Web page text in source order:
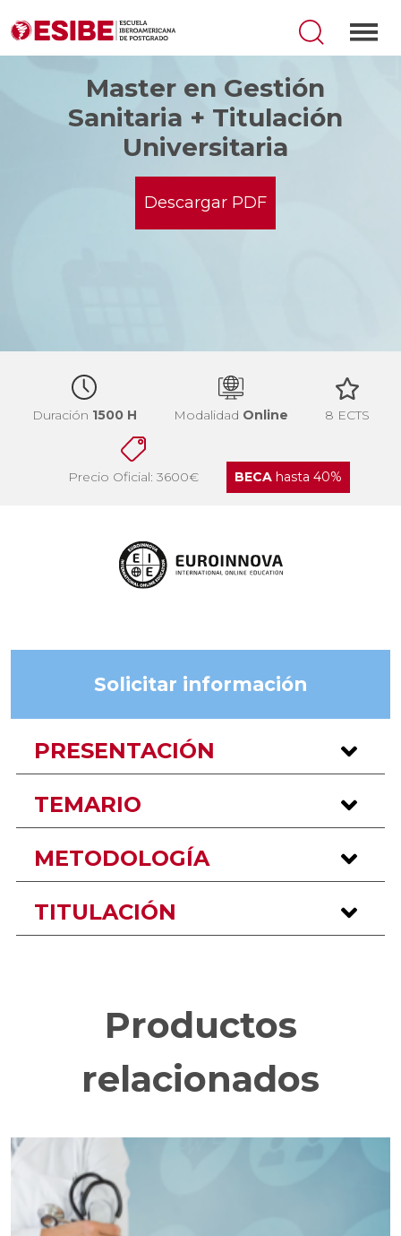
Master en Gestión
Sanitaria + Titulación
Universitaria
Descargar PDF
Duración 1500 H Modalidad Online 8 ECTS
Precio Oficial: 3600€ BECAhasta 40%
Solicitar información
PRESENTACIÓN
TEMARIO
METODOLOGÍA
TITULACIÓN
Productos
relacionados